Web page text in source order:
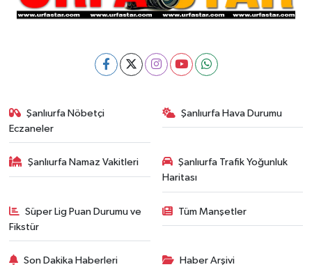
Şanlıurfa Nöbetçi
Eczaneler
Şanlıurfa Hava Durumu
Şanlıurfa Namaz Vakitleri
Şanlıurfa Trafik Yoğunluk
Haritası
Süper Lig Puan Durumu ve
Fikstür
Tüm Manşetler
Son Dakika Haberleri Haber Arşivi